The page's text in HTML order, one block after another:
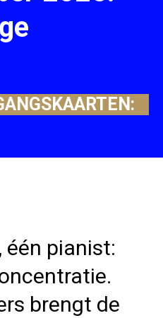
één pianist:
brengt de